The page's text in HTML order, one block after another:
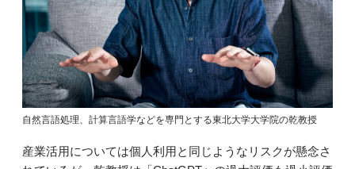
自然言語処理、計算言語学などを専門とする東北大学大学院の乾教授
産業活用については個人利用と同じようなリスクが懸念さ